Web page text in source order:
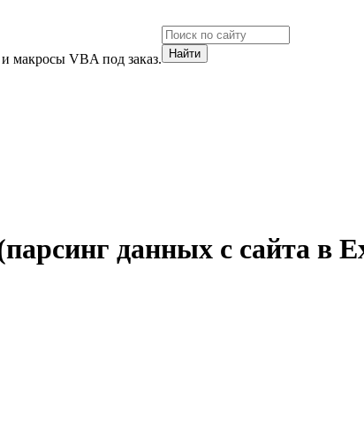
макросы VBA под заказ.
данных с сайта в